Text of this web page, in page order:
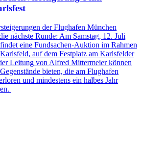
der Flughafen München
nächste Runde: Am Samstag, 12. Juli
eine Fundsachen-Auktion im Rahmen
auf dem Festplatz am Karlsfelder
Leitung von Alfred Mittermeier können
bieten, die am Flughafen
und mindestens ein halbes Jahr